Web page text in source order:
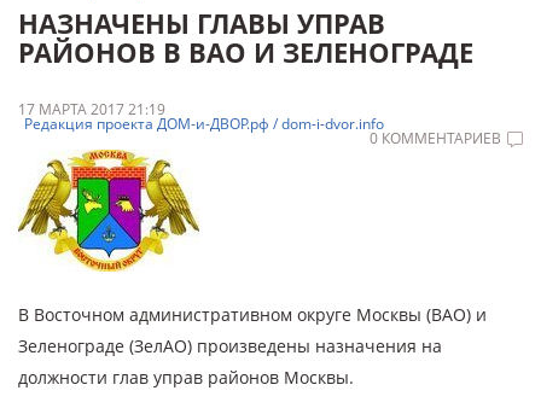
НАЗНАЧЕНЫ ГЛАВЫ УПРАВ
РАЙОНОВ В ВАО И ЗЕЛЕНОГРАДЕ
17 МАРТА 2017 21:19
Редакция проекта ДОМ-и-ДВОР.рф / dom-i-dvor.info
0 КОММЕНТАРИЕВ
В Восточном административном округе Москвы (ВАО) и
Зеленограде (ЗелАО) произведены назначения на
должности глав управ районов Москвы.